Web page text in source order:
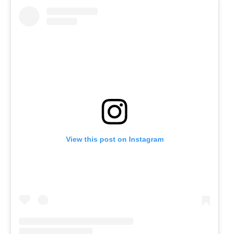
View this post on Instagram